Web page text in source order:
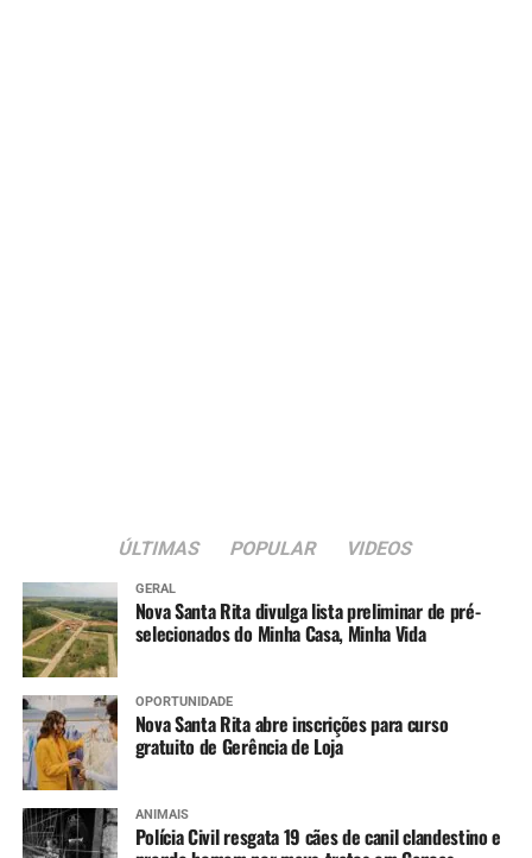
ÚLTIMAS POPULAR VIDEOS
GERAL
Nova Santa Rita divulga lista preliminar de pré-
selecionados do Minha Casa, Minha Vida
OPORTUNIDADE
Nova Santa Rita abre inscrições para curso
gratuito de Gerência de Loja
ANIMAIS
Polícia Civil resgata 19 cães de canil clandestino e